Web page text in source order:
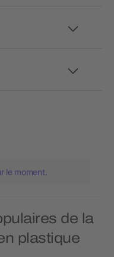
le moment.
de la
plastique